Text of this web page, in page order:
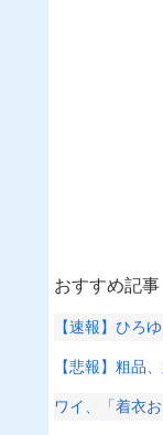
おすすめ記事
【速報】ひろ
【悲報】粗品
ワイ、「着衣